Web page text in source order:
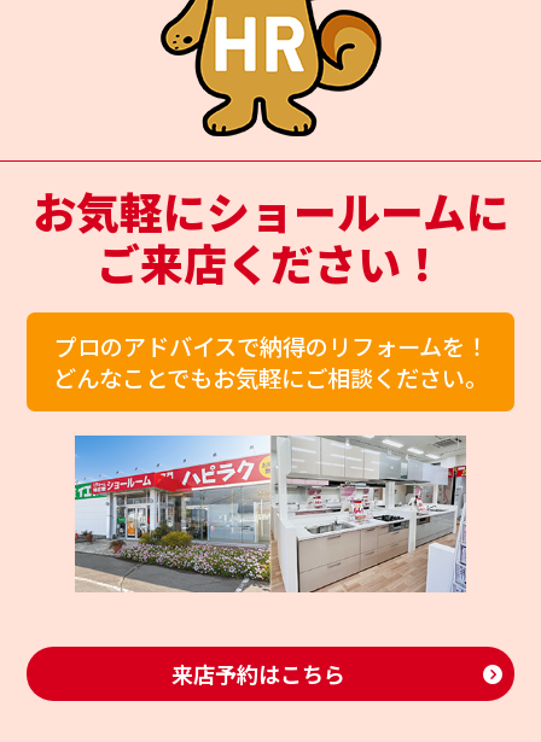
お気軽にショールームに
ご来店ください！
プロのアドバイスで納得のリフォームを！
どんなことでもお気軽にご相談ください。
来店予約はこちら